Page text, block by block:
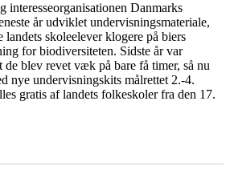
Danmarks
år udviklet undervisningsmateriale,
skoleelever klogere på biers
for biodiversiteten. Sidste år var
blev revet væk på bare få timer, så nu
nye undervisningskits målrettet 2.-4.
gratis af landets folkeskoler fra den 17.